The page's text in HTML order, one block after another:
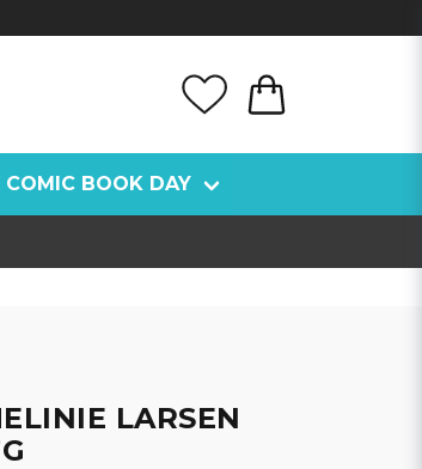
COMIC BOOK DAY
LARSEN